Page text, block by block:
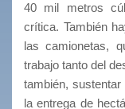
40 mil metros
crítica. También
las camionetas,
trabajo tanto del
también,
la entrega de